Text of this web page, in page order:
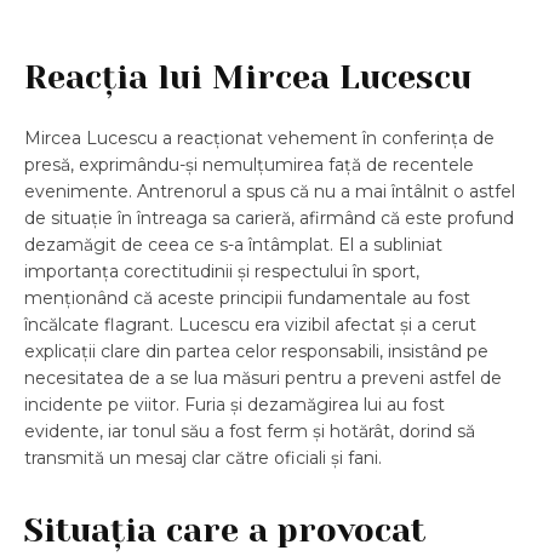
Reacția lui Mircea Lucescu
Mircea Lucescu a reacționat vehement în conferința de
presă, exprimându-și nemulțumirea față de recentele
evenimente. Antrenorul a spus că nu a mai întâlnit o astfel
de situație în întreaga sa carieră, afirmând că este profund
dezamăgit de ceea ce s-a întâmplat. El a subliniat
importanța corectitudinii și respectului în sport,
menționând că aceste principii fundamentale au fost
încălcate flagrant. Lucescu era vizibil afectat și a cerut
explicații clare din partea celor responsabili, insistând pe
necesitatea de a se lua măsuri pentru a preveni astfel de
incidente pe viitor. Furia și dezamăgirea lui au fost
evidente, iar tonul său a fost ferm și hotărât, dorind să
transmită un mesaj clar către oficiali și fani.
Situația care a provocat